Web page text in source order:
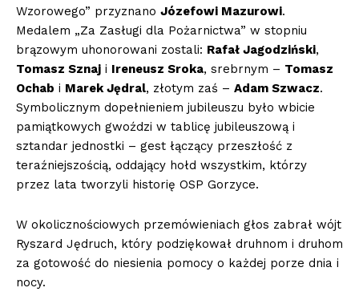
Wzorowego” przyznano Józefowi Mazurowi.
Medalem „Za Zasługi dla Pożarnictwa” w stopniu
brązowym uhonorowani zostali: Rafał Jagodziński,
Tomasz Sznaj i Ireneusz Sroka, srebrnym – Tomasz
Ochab i Marek Jędral, złotym zaś – Adam Szwacz.
Symbolicznym dopełnieniem jubileuszu było wbicie
pamiątkowych gwoździ w tablicę jubileuszową i
sztandar jednostki – gest łączący przeszłość z
teraźniejszością, oddający hołd wszystkim, którzy
przez lata tworzyli historię OSP Gorzyce.
W okolicznościowych przemówieniach głos zabrał wójt
Ryszard Jędruch, który podziękował druhnom i druhom
za gotowość do niesienia pomocy o każdej porze dnia i
nocy.